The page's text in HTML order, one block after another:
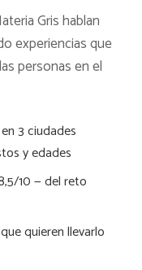
Gris hablan
experiencias que
personas en el
3 ciudades
y edades
10 — del reto
quieren llevarlo